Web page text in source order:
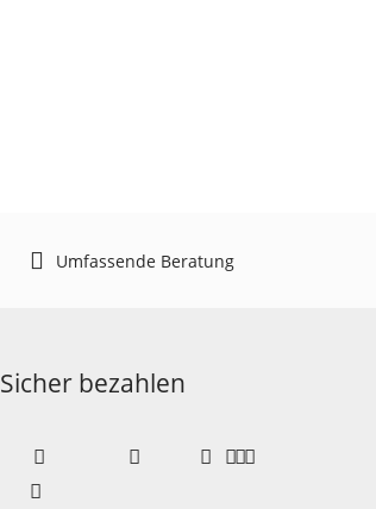
Umfassende Beratung
Sicher bezahlen